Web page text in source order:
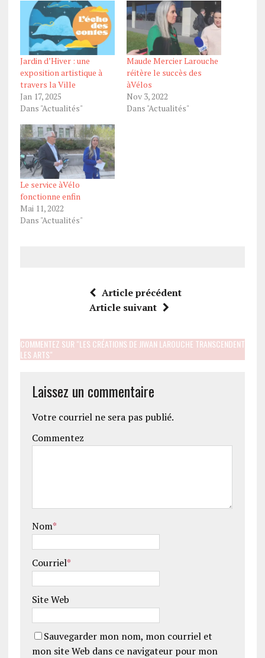
Jardin d’Hiver : une
exposition artistique à
travers la Ville
Jan 17, 2025
Dans "Actualités"
Maude Mercier Larouche
réitère le succès des
àVélos
Nov 3, 2022
Dans "Actualités"
Le service àVélo
fonctionne enfin
Mai 11, 2022
Dans "Actualités"
Article précédent
Article suivant
COMMENTEZ SUR "LES CRÉATIONS DE JIWAN LAROUCHE TRANSCENDENT
LES ARTS"
Laissez un commentaire
Votre courriel ne sera pas publié.
Commentez
Nom*
Courriel*
Site Web
Sauvegarder mon nom, mon courriel et
mon site Web dans ce navigateur pour mon